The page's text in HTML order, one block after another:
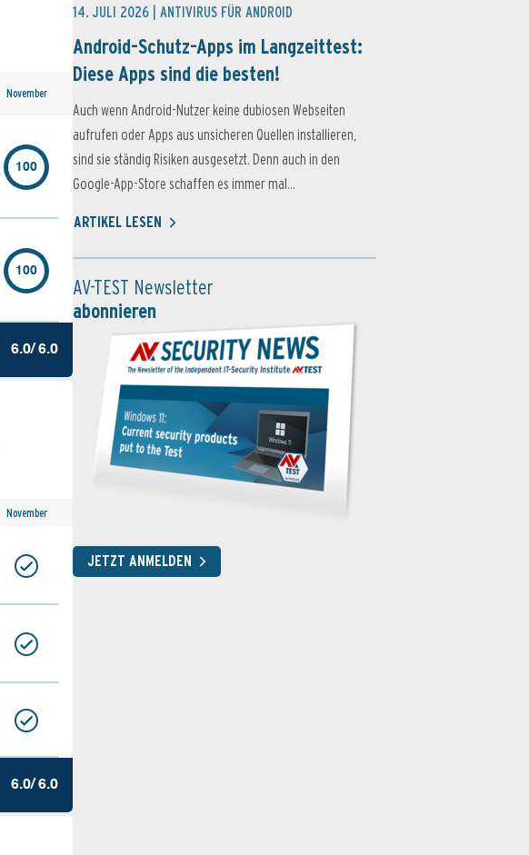
November
100
100
6.0/ 6.0
November
6.0/ 6.0
14. JULI 2026 | ANTIVIRUS FÜR ANDROID
Android-Schutz-Apps im Langzeittest:
Diese Apps sind die besten!
Auch wenn Android-Nutzer keine dubiosen Webseiten
aufrufen oder Apps aus unsicheren Quellen installieren,
sind sie ständig Risiken ausgesetzt. Denn auch in den
Google-App-Store schaffen es immer mal...
ARTIKEL LESEN
AV-TEST Newsletter
abonnieren
JETZT ANMELDEN